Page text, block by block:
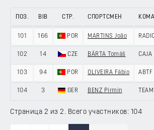
ПОЗ. BIB СТР. СПОРТСМЕН
101 166 POR MARTINS João
102 14 CZE BÁRTA Tomáš CAJA
103 94 POR OLIVEIRA Fábio ABTF
104 3 GER BENZ Pirmin
Страница 2 из 2. Всего участников: 104